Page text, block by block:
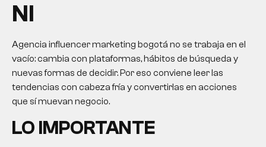
NI
Agencia influencer marketing bogotá no se trabaja en el
vacío: cambia con plataformas, hábitos de búsqueda y
nuevas formas de decidir. Por eso conviene leer las
tendencias con cabeza fría y convertirlas en acciones
que sí muevan negocio.
LO IMPORTANTE